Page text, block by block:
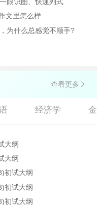
文里怎么样
为什么总感觉不顺手?
查看更多
经济学
大纲
大纲
初试大纲
初试大纲
初试大纲